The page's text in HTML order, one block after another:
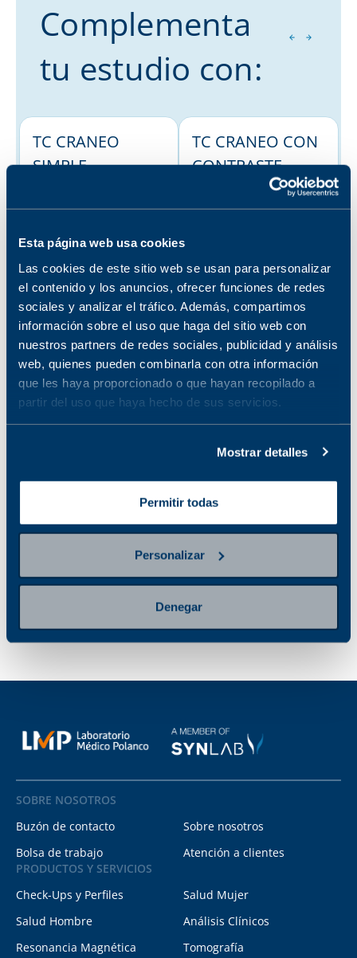
Esta página web usa cookies
Las cookies de este sitio web se usan para personalizar
el contenido y los anuncios, ofrecer funciones de redes
sociales y analizar el tráfico. Además, compartimos
información sobre el uso que haga del sitio web con
nuestros partners de redes sociales, publicidad y análisis
web, quienes pueden combinarla con otra información
que les haya proporcionado o que hayan recopilado a
partir del uso que haya hecho de sus servicios.
Mostrar detalles
Permitir todas
Personalizar
Denegar
Complementa
tu estudio con:
TC CRANEO
SIMPLE
N 3D
sucursal seleccionada
Ver sucursales donde
está disponible
TC CRANEO CON
CONTRASTE
No disponible en la
sucursal seleccionada
RM CRANEO
(STROKE )
No disponible en la
sucursal seleccionada
Ver sucursales donde
está disponible
Tomografía
cráneo
No disponible en la
sucursal seleccionada
está disponible
SOBRE NOSOTROS
Buzón de contacto
Sobre nosotros
Bolsa de trabajo
Atención a clientes
PRODUCTOS Y SERVICIOS
Check-Ups y Perfiles
Salud Mujer
Salud Hombre
Análisis Clínicos
Resonancia Magnética
Tomografía